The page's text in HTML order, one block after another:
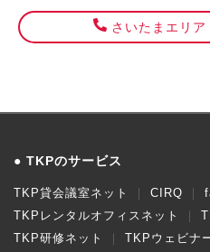
レ
さいたまエリ
TKPのサービス
TKP貸会議室ネット CIRQ
TKPレンタルオフィスネット
TKP研修ネット
TKPウェビナ